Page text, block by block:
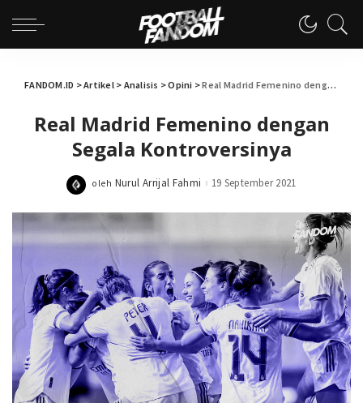
FANDOM.ID >Artikel> Analisis >Opini >Real Madrid Femenino dengan Segala Kontroversinya
Real Madrid Femenino dengan
Segala Kontroversinya
Posted
oleh Nurul Arrijal Fahmi 19 September 2021